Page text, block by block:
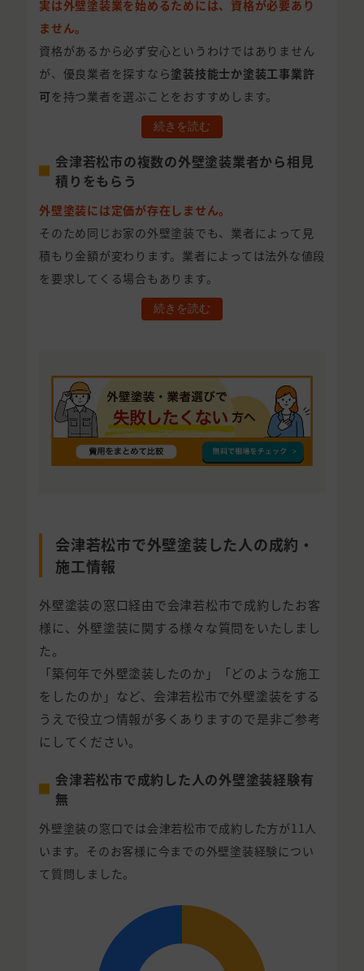
実は外壁塗装業を始めるためには、資格が必要あり
ません。
資格があるから必ず安心というわけではありません
が、優良業者を探すなら塗装技能士か塗装工事業許
可 を持つ業者を選ぶことをおすすめします。
続きを読む
会津若松市の複数の外壁塗装業者から相見
積りをもらう
外壁塗装には定価が存在しません。
そのため同じお家の外壁塗装でも、業者によって見
積もり金額が変わります。業者によっては法外な値段
を要求してくる場合もあります。
続きを読む
会津若松市で外壁塗装した人の成約・
施工情報
外壁塗装の窓口経由で会津若松市で成約したお客
様に、外壁塗装に関する様々な質問をいたしまし
た。
「築何年で外壁塗装したのか」「どのような施工
をしたのか」など、会津若松市で外壁塗装をする
うえで役立つ情報が多くありますので是非ご参考
にしてください。
会津若松市で成約した人の外壁塗装経験有
無
外壁塗装の窓口では会津若松市で成約した方が11人
います。そのお客様に今までの外壁塗装経験につい
て質問しました。